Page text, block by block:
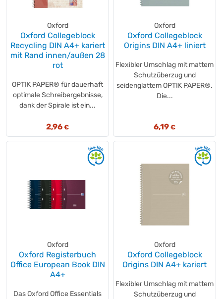
Oxford
Oxford Collegeblock
Recycling DIN A4+ kariert
mit Rand innen/außen 28
rot
OPTIK PAPER® für dauerhaft
optimale Schreibergebnisse,
dank der Spirale ist ein...
2,96 €
Oxford
Oxford Collegeblock
Origins DIN A4+ liniert
Flexibler Umschlag mit mattem
Schutzüberzug und
seidenglattem OPTIK PAPER®.
Die...
6,19 €
Oxford
Oxford Registerbuch
Office European Book DIN
A4+
Das Oxford Office Essentials
Oxford
Oxford Collegeblock
Origins DIN A4+ kariert
Flexibler Umschlag mit mattem
Schutzüberzug und